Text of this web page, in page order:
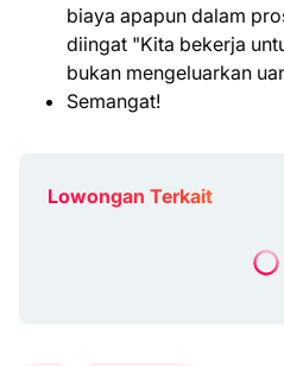
biaya apapun dalam
diingat "Kita bekerja
bukan mengeluarkan
Semangat!
Lowongan Terkait